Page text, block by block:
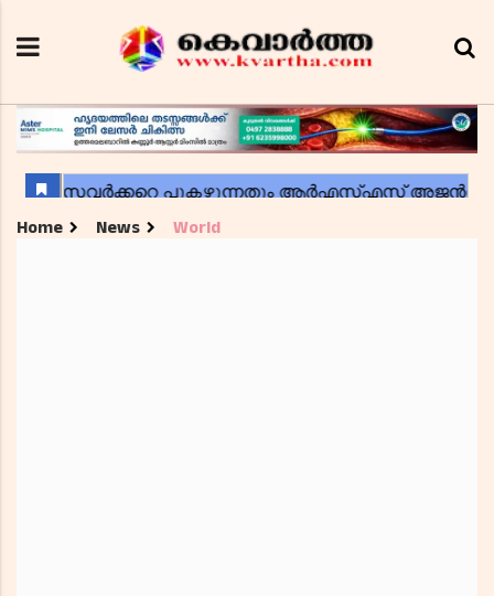
Home News World